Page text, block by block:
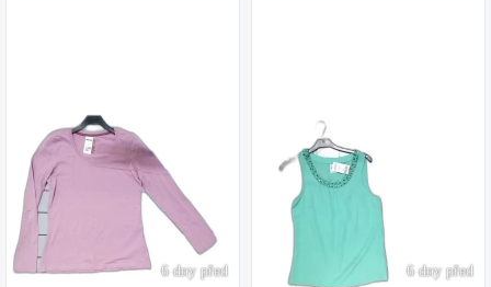
6 dny před 6 dny před